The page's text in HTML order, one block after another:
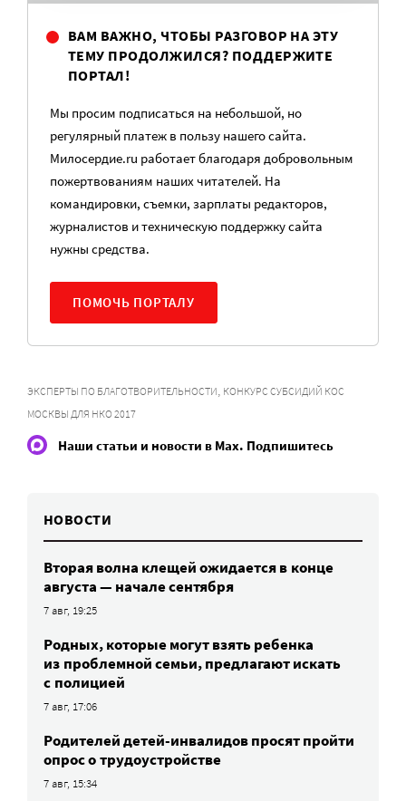
ВАМ ВАЖНО, ЧТОБЫ РАЗГОВОР НА ЭТУ
ТЕМУ ПРОДОЛЖИЛСЯ? ПОДДЕРЖИТЕ
ПОРТАЛ!
Мы просим подписаться на небольшой, но
регулярный платеж в пользу нашего сайта.
Милосердие.ru работает благодаря добровольным
пожертвованиям наших читателей. На
командировки, съемки, зарплаты редакторов,
журналистов и техническую поддержку сайта
нужны средства.
ПОМОЧЬ ПОРТАЛУ
ЭКСПЕРТЫ ПО БЛАГОТВОРИТЕЛЬНОСТИ, КОНКУРС СУБСИДИЙ КОС
МОСКВЫ ДЛЯ НКО 2017
Наши статьи и новости в Max. Подпишитесь
НОВОСТИ
Вторая волна клещей ожидается в конце
августа — начале сентября
7 авг, 19:25
Родных, которые могут взять ребенка
из проблемной семьи, предлагают искать
с полицией
7 авг, 17:06
Родителей детей-инвалидов просят пройти
опрос о трудоустройстве
7 авг, 15:34